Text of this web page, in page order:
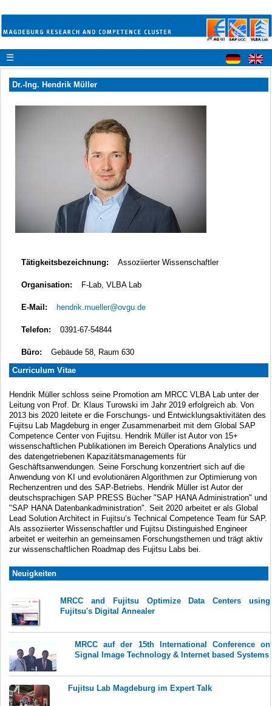
☰
Dr.-Ing. Hendrik Müller
Tätigkeitsbezeichnung: Assoziierter Wissenschaftler
Organisation: F-Lab, VLBA Lab
E-Mail: hendrik.mueller@ovgu.de
Telefon: 0391-67-54844
Büro:
Gebäude 58, Raum 630
Curriculum Vitae
Hendrik Müller schloss seine Promotion am MRCC VLBA Lab unter der
Leitung von Prof. Dr. Klaus Turowski im Jahr 2019 erfolgreich ab. Von
2013 bis 2020 leitete er die Forschungs- und Entwicklungsaktivitäten des
Fujitsu Lab Magdeburg in enger Zusammenarbeit mit dem Global SAP
Competence Center von Fujitsu. Hendrik Müller ist Autor von 15+
wissenschaftlichen Publikationen im Bereich Operations Analytics und
des datengetriebenen Kapazitätsmanagements für
Geschäftsanwendungen. Seine Forschung konzentriert sich auf die
Anwendung von KI und evolutionären Algorithmen zur Optimierung von
Rechenzentren und des SAP-Betriebs. Hendrik Müller ist Autor der
deutschsprachigen SAP PRESS Bücher "SAP HANA Administration" und
"SAP HANA Datenbankadministration". Seit 2020 arbeitet er als Global
Lead Solution Architect in Fujitsu‘s Technical Competence Team für SAP.
Als assoziierter Wissenschaftler und Fujitsu Distinguished Engineer
arbeitet er weiterhin an gemeinsamen Forschungsthemen und trägt aktiv
zur wissenschaftlichen Roadmap des Fujitsu Labs bei.
Neuigkeiten
MRCC and Fujitsu Optimize Data Centers using
Fujitsu's Digital Annealer
MRCC auf der 15th International Conference on
Signal Image Technology & Internet based Systems
Fujitsu Lab Magdeburg im Expert Talk